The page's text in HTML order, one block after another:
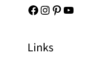
Facebook Instagram Pinterest YouTube
Links